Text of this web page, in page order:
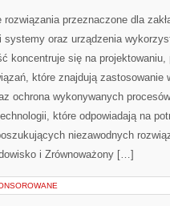
przeznaczone dla
oraz urządzenia
koncentruje się na
które znajdują
ochrona wykonywanych
które odpowiadają na
niezawodnych
i Zrównoważony […]